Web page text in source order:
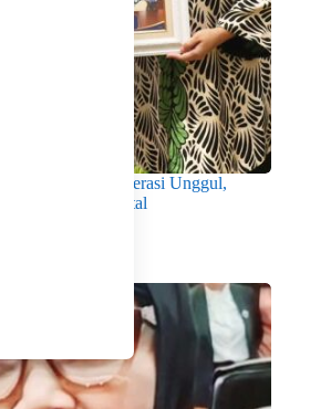
Jadi Generasi Unggul,
di Era Digital